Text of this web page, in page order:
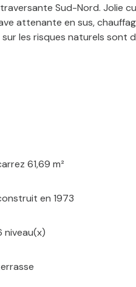
traversante Sud-Nord.
attenante en sus,
les risques naturels sont
61,69 m²
en 1973
niveau(x)